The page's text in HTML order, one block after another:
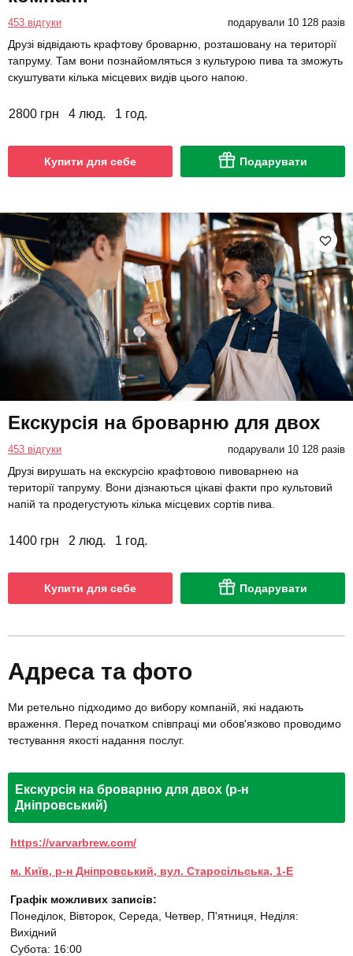
453 відгуки подарували 10 128 разів
Друзі відвідають крафтову броварню, розташовану на території
тапруму. Там вони познайомляться з культурою пива та зможуть
скуштувати кілька місцевих видів цього напою.
2800 грн 4 люд. 1 год.
Купити для себе Подарувати
Екскурсія на броварню для двох
453 відгуки подарували 10 128 разів
Друзі вирушать на екскурсію крафтовою пивоварнею на
території тапруму. Вони дізнаються цікаві факти про культовий
напій та продегустують кілька місцевих сортів пива.
1400 грн 2 люд. 1 год.
Купити для себе Подарувати
Адреса та фото
Ми ретельно підходимо до вибору компаній, які надають
враження. Перед початком співпраці ми обов'язково проводимо
тестування якості надання послуг.
Екскурсія на броварню для двох (р-н
Дніпровський)
https://varvarbrew.com/
м. Київ, р-н Дніпровський, вул. Старосільська, 1-Е
Графік можливих записів:
Понеділок, Вівторок, Середа, Четвер, П'ятниця, Неділя:
Вихідний
Субота: 16:00